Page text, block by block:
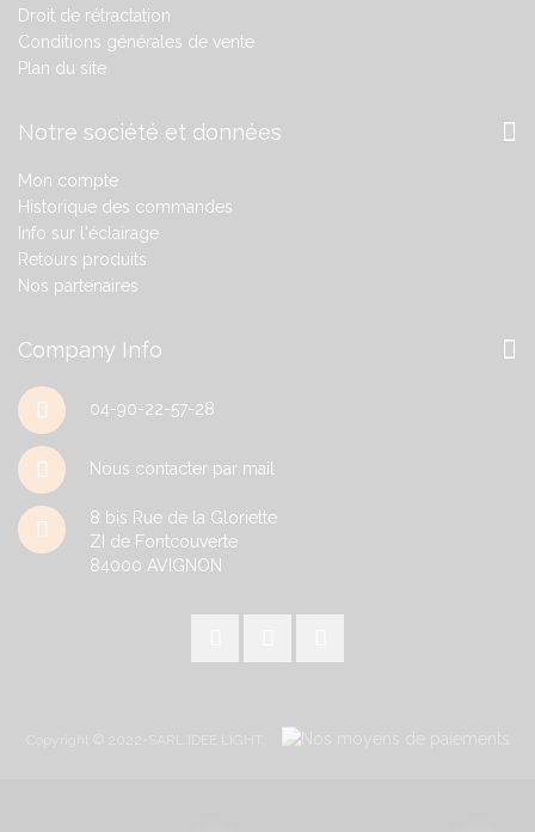
Droit de rétractation
Conditions générales de vente
Plan du site
Notre société et données
Mon compte
Historique des commandes
Info sur l'éclairage
Retours produits
Nos partenaires
Company Info
04-90-22-57-28
Nous contacter par mail
8 bis Rue de la Gloriette
ZI de Fontcouverte
84000 AVIGNON